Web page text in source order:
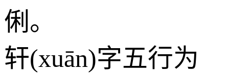
俐。
轩(xuān)字五行为